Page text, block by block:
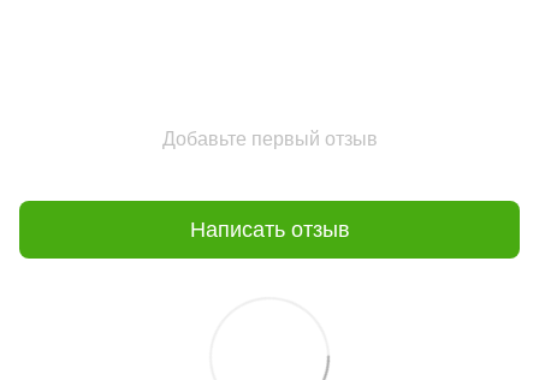
Добавьте первый отзыв
Написать отзыв